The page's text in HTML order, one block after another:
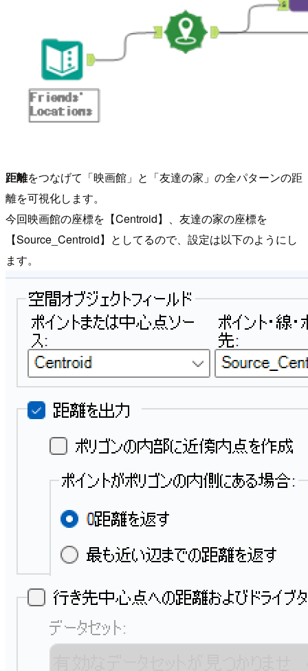
距離をつなげて「映画館」と「友達の家」の全パターンの距
離を可視化します。
今回映画館の座標を【Centroid】、友達の家の座標を
【Source_Centroid】としてるので、設定は以下のようにし
ます。